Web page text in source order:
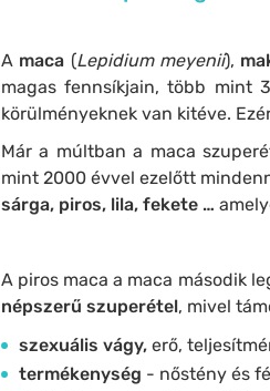
A maca (Lepidium meyenii),
magas fennsíkjain, több mint
körülményeknek van kitéve.
Már a múltban a maca
mint 2000 évvel ezelőtt
sárga, piros, lila, fekete …
A piros maca a maca második
népszerű szuperétel, mivel
szexuális vágy,erő,
termékenység - nőstény és